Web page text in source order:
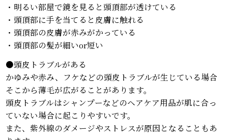
・明るい部屋で鏡を見ると頭頂部が透けている
・頭頂部に手を当てると皮膚に触れる
・頭頂部の皮膚が赤みがかっている
・頭頂部の髪が細いor短い
●頭皮トラブルがある
かゆみや赤み、フケなどの頭皮トラブルが生じている場合
そこから薄毛が広がることがあります。
頭皮トラブルはシャンプーなどのヘアケア用品が肌に合っ
ていない場合に起こりやすいです。
また、紫外線のダメージやストレスが原因となることもあ